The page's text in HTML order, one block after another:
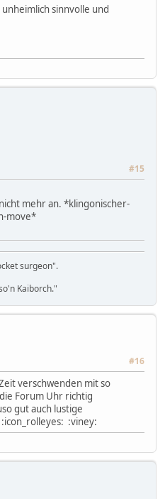
sinnvolle und
#15
mehr an. *klingonischer-
move*
surgeon".
Kaiborch."
#16
verschwenden mit so
Forum Uhr richtig
gut auch lustige
:viney: